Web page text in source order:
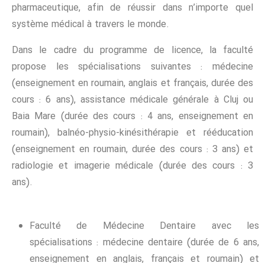
pharmaceutique, afin de réussir dans n’importe quel
système médical à travers le monde.
Dans le cadre du programme de licence, la faculté
propose les spécialisations suivantes : médecine
(enseignement en roumain, anglais et français, durée des
cours : 6 ans), assistance médicale générale à Cluj ou
Baia Mare (durée des cours : 4 ans, enseignement en
roumain), balnéo-physio-kinésithérapie et rééducation
(enseignement en roumain, durée des cours : 3 ans) et
radiologie et imagerie médicale (durée des cours : 3
ans).
Faculté de Médecine Dentaire avec les
spécialisations : médecine dentaire (durée de 6 ans,
enseignement en anglais, français et roumain) et